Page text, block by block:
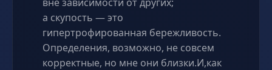
а скупость — это
гипертрофированная бережливость.
Определения, возможно, не совсем
корректные, но мне они близки.И,как